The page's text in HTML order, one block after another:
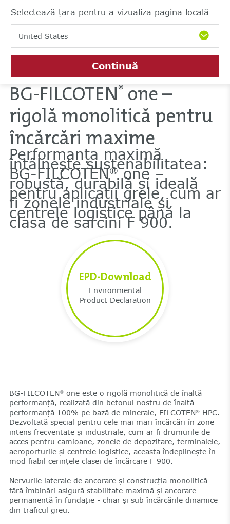
Selectează țara pentru a vizualiza pagina locală
United States
Continuă
BG-FILCOTEN® one –
rigolă monolitică pentru
încărcări maxime
Performanța maximă
întâlnește sustenabilitatea:
BG-FILCOTEN®one –
robustă, durabilă și ideală
pentru aplicații grele, cum ar
fi zonele industriale și
centrele logistice până la
clasa de sarcini F 900.
EPD-Download
Environmental
Product Declaration
BG-FILCOTEN®one este o rigolă monolitică de înaltă
performanță, realizată din betonul nostru de înaltă
performanță 100% pe bază de minerale, FILCOTEN®HPC.
Dezvoltată special pentru cele mai mari încărcări în zone
intens frecventate și industriale, cum ar fi drumurile de
acces pentru camioane, zonele de depozitare, terminalele,
aeroporturile și centrele logistice, aceasta îndeplinește în
mod fiabil cerințele clasei de încărcare F 900.
Nervurile laterale de ancorare și construcția monolitică
fără îmbinări asigură stabilitate maximă și ancorare
permanentă în fundație - chiar și sub încărcările dinamice
din traficul greu.